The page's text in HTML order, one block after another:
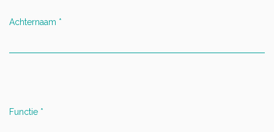
Achternaam *
Functie *